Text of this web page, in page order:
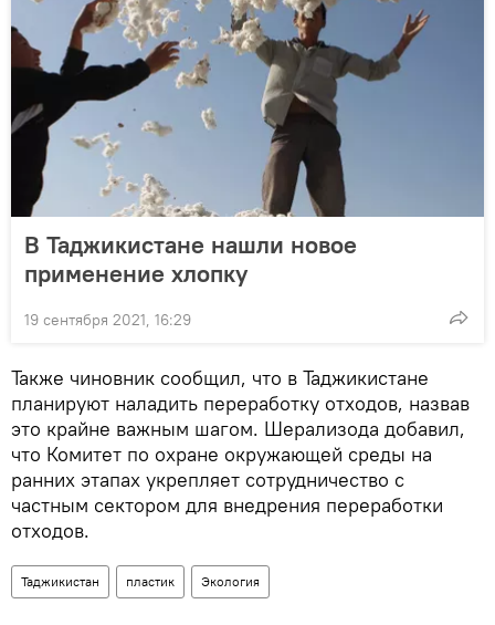
В Таджикистане нашли новое
применение хлопку
19 сентября 2021, 16:29
Также чиновник сообщил, что в Таджикистане
планируют наладить переработку отходов, назвав
это крайне важным шагом. Шерализода добавил,
что Комитет по охране окружающей среды на
ранних этапах укрепляет сотрудничество с
частным сектором для внедрения переработки
отходов.
Таджикистан пластик Экология